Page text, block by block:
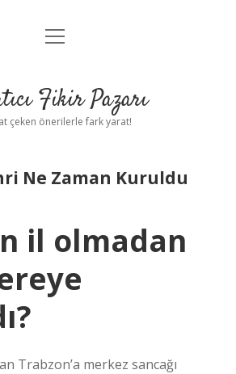
Anasayfa
Yasal Uyarı
menüyü
Fikir Pazarı
çeken önerilerle fark yarat!
Ne Zaman Kuruldu
il olmadan
Trabzon’a merkez sancağı